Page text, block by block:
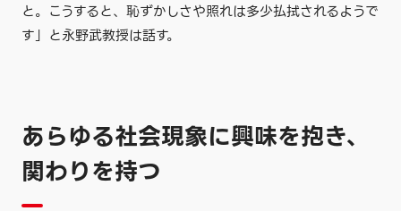
と。こうすると、恥ずかしさや照れは多少払拭されるようで
す」と永野武教授は話す。
あらゆる社会現象に興味を抱き、
関わりを持つ